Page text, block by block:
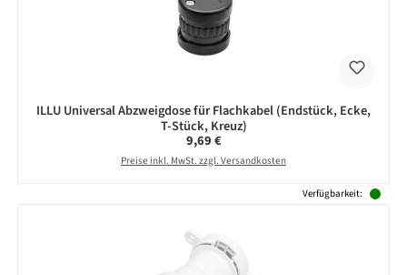
ILLU Universal Abzweigdose für Flachkabel (Endstück, Ecke,
T-Stück, Kreuz)
Regulärer Preis:
9,69 €
Preise inkl. MwSt. zzgl. Versandkosten
Verfügbarkeit: